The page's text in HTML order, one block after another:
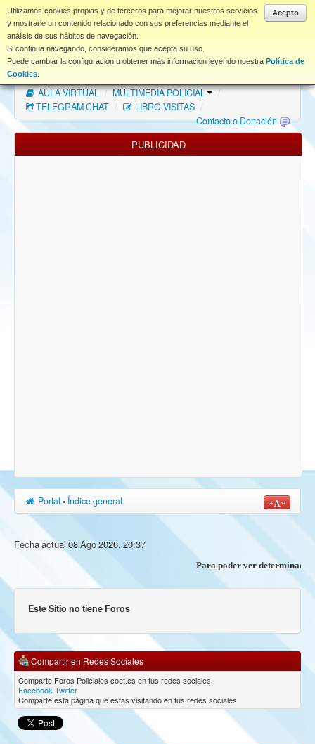
Acepto
Utilizamos cookies propias y de terceros para mejorar nuestros servicios
y mostrarle un contenido relacionado con sus preferencias mediante el
análisis de sus hábitos de navegación.
Si continua navegando, consideramos que acepta su uso.
Puede cambiar la configuración u obtener más información leyendo nuestra Política de
Cookies
www.coet.es
Portal
Índice Foros
FAQ
NORMAS FORO
Descargas
AULA VIRTUAL / MULTIMEDIA POLICIAL
/
TELEGRAM CHAT / LIBRO VISITAS /
Contacto o Donación
PUBLICIDAD
Portal • Índice general
Fecha actual 08 Ago 2026, 20:37
Para poder ver determinados
Este Sitio no tiene Foros
Compartir en Redes Sociales
Comparte Foros Policiales coet.es en tus redes sociales
Facebook Twitter
Comparte esta página que estas visitando en tus redes sociales